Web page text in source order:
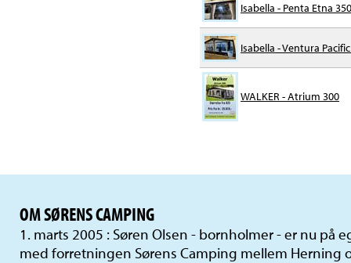
Isabella - Penta Etna 350
Isabella - Ventura
WALKER - Atrium 300
OM SØRENS CAMPING
1. marts 2005 : Søren Olsen - bornholmer - er nu på
med forretningen Sørens Camping mellem Herning